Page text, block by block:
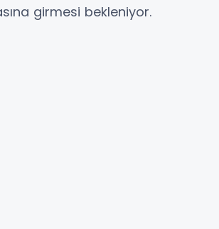
girmesi bekleniyor.